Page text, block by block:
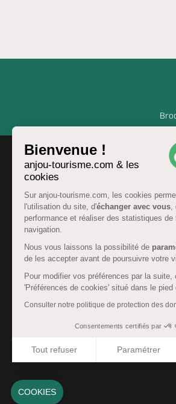
Bienvenue !
anjou-tourisme.com & les
cookies
Sur anjou-tourisme.com, les cookies
l'utilisation du site, d'échanger avec vous,
performance et réaliser des statistiques de
navigation.
Nous vous laissons la possibilité de
de les accepter avant de poursuivre votre
Pour modifier vos préférences par la suite,
'Préférences de cookies' situé dans le pied
Consulter notre politique de protection des
Consentements certifiés par
Tout refuser Paramétrer
Notre plateforme vous permet
COOKIES
CGU Réservation-